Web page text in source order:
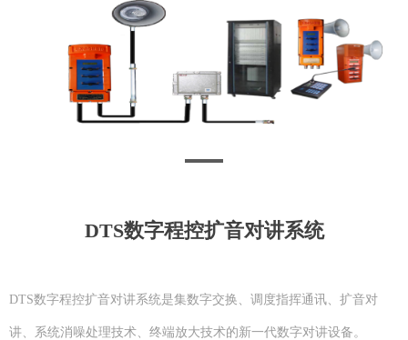
DTS数字程控扩音对讲系统
DTS数字程控扩音对讲系统是集数字交换、调度指挥通讯、扩音对
讲、系统消噪处理技术、终端放大技术的新一代数字对讲设备。